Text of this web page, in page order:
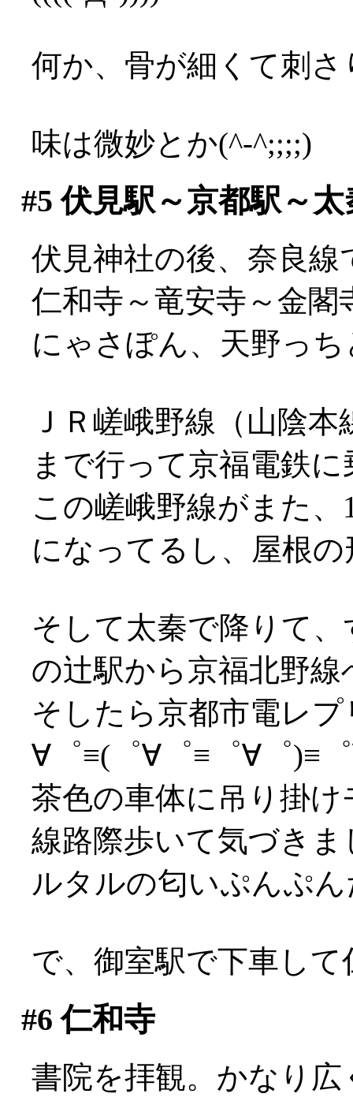
何か、骨が細くて刺
味は微妙とか(^-^;;;;)
#5 伏見駅～京都駅～太
伏見神社の後、奈良
仁和寺～竜安寺～金
にゃさぽん、天野っ
ＪＲ嵯峨野線（山陰
まで行って京福電鉄
この嵯峨野線がまた
になってるし、屋根
そして太秦で降りて
の辻駅から京福北野線
そしたら京都市電レ
∀゜≡(゜∀゜≡゜∀゜)≡
茶色の車体に吊り掛
線路際歩いて気づき
ルタルの匂いぷんぷ
で、御室駅で下車して
#6 仁和寺
書院を拝観。かなり